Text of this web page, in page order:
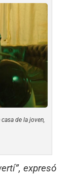
de la joven,
expresó